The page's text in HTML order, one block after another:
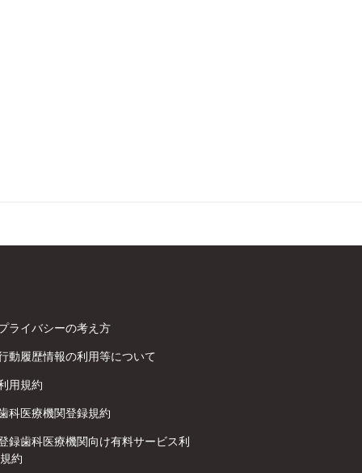
ライバシーの考え方
動履歴情報の利用等について
用規約
科医療機関登録規約
録歯科医療機関向け有料サービス利
約